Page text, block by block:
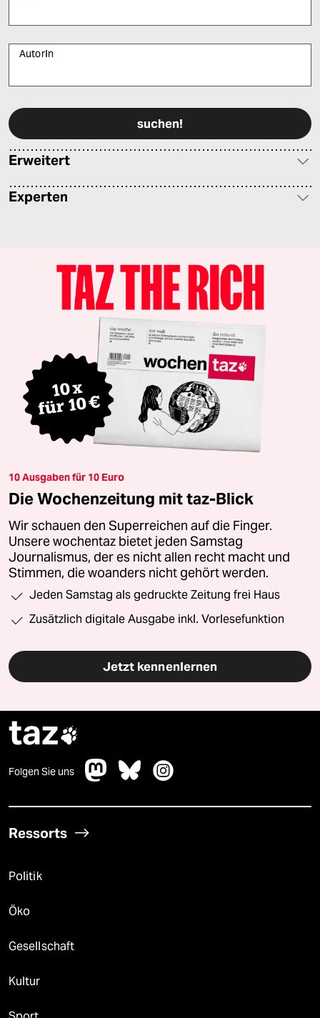
AutorIn
Erweitert
Experten
10 Ausgaben für 10 Euro
Die Wochenzeitung mit taz-Blick
Wir schauen den Superreichen auf die Finger.
Unsere wochentaz bietet jeden Samstag
Journalismus, der es nicht allen recht macht und
Stimmen, die woanders nicht gehört werden.
Jeden Samstag als gedruckte Zeitung frei Haus
Zusätzlich digitale Ausgabe inkl. Vorlesefunktion
Jetzt kennenlernen
taz
Folgen Sie uns
Ressorts
Politik
Öko
Gesellschaft
Kultur